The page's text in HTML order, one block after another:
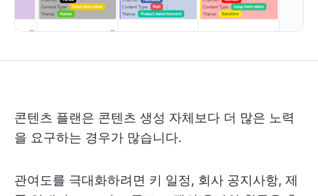
콘텐츠 플랜은 콘텐츠 생성 자체보다 더 많은 노력
을 요구하는 경우가 많습니다.
관여도를 극대화하려면 키 일정, 회사 공지사항, 제